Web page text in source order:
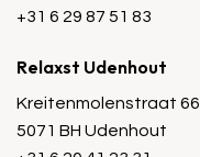
+31 6 29 87 51 83
Relaxst Udenhout
Kreitenmolenstraat 66
5071 BH Udenhout